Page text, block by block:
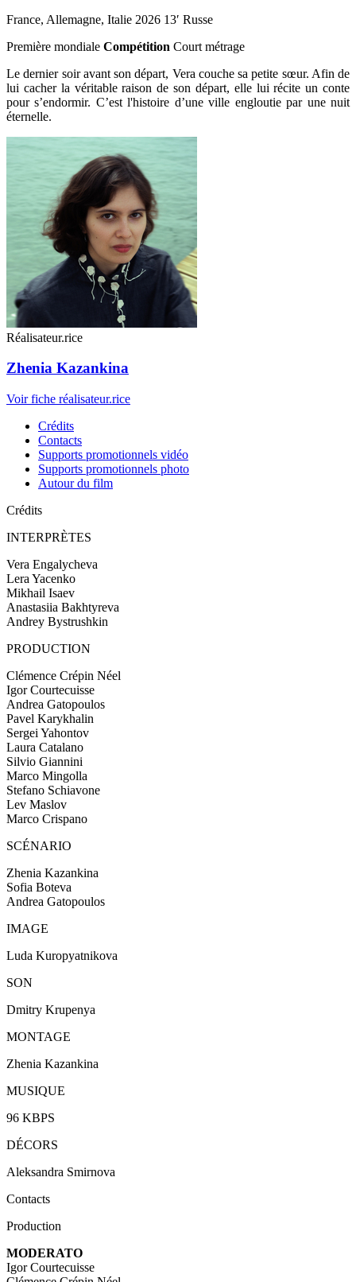
France, Allemagne, Italie 2026 13′ Russe
Première mondiale Compétition Court métrage
Le dernier soir avant son départ, Vera couche sa petite sœur. Afin de
lui cacher la véritable raison de son départ, elle lui récite un conte
pour s’endormir. C’est l'histoire d’une ville engloutie par une nuit
éternelle.
Réalisateur.rice
Zhenia Kazankina
Voir fiche réalisateur.rice
Crédits
Contacts
Supports promotionnels vidéo
Supports promotionnels photo
Autour du film
Crédits
INTERPRÈTES
Vera Engalycheva
Lera Yacenko
Mikhail Isaev
Anastasiia Bakhtyreva
Andrey Bystrushkin
PRODUCTION
Clémence Crépin Néel
Igor Courtecuisse
Andrea Gatopoulos
Pavel Karykhalin
Sergei Yahontov
Laura Catalano
Silvio Giannini
Marco Mingolla
Stefano Schiavone
Lev Maslov
Marco Crispano
SCÉNARIO
Zhenia Kazankina
Sofia Boteva
Andrea Gatopoulos
IMAGE
Luda Kuropyatnikova
SON
Dmitry Krupenya
MONTAGE
Zhenia Kazankina
MUSIQUE
96 KBPS
DÉCORS
Aleksandra Smirnova
Contacts
Production
MODERATO
Igor Courtecuisse